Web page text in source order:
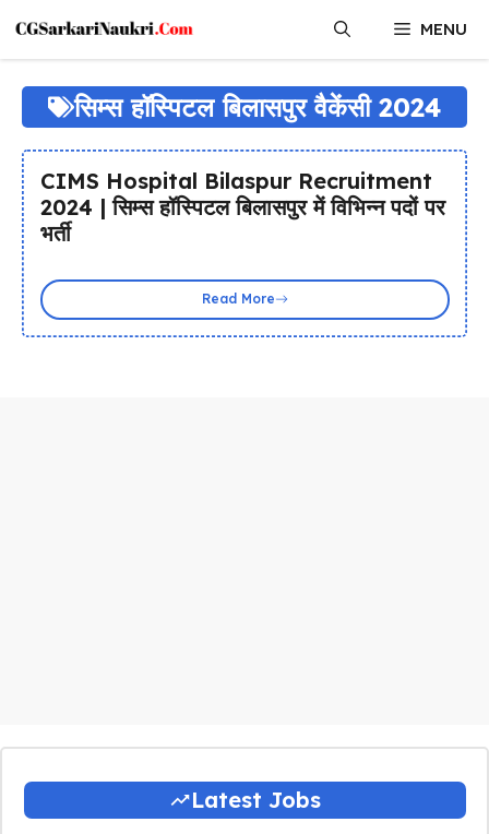
content
MENU
सिम्स हॉस्पिटल बिलासपुर वैकेंसी 2024
CIMS Hospital Bilaspur Recruitment
2024 | सिम्स हॉस्पिटल बिलासपुर में विभिन्न पदों पर
भर्ती
Read More
Latest Jobs